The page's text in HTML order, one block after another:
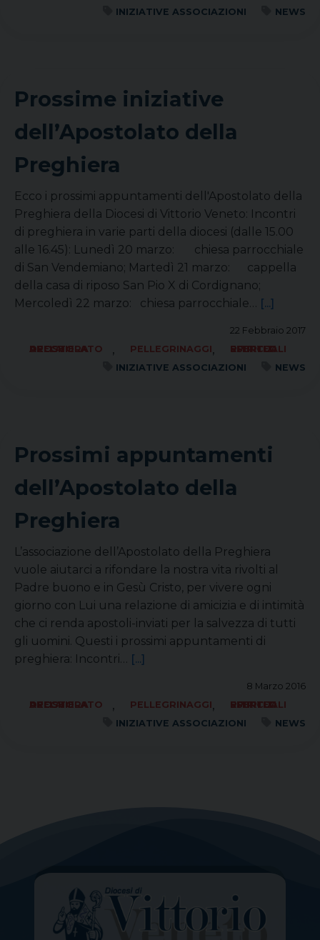
INIZIATIVE ASSOCIAZIONI
NEWS
Prossime iniziative
dell’Apostolato della
Preghiera
Ecco i prossimi appuntamenti dell'Apostolato della
Preghiera della Diocesi di Vittorio Veneto: Incontri
di preghiera in varie parti della diocesi (dalle 15.00
alle 16.45): Lunedì 20 marzo: chiesa parrocchiale
di San Vendemiano; Martedì 21 marzo: cappella
della casa di riposo San Pio X di Cordignano;
Mercoledì 22 marzo: chiesa parrocchiale… [...]
22 Febbraio 2017
APOSTOLATO DELLA PREGHIERA
, PELLEGRINAGGI,
RITIRI ED ESERCIZI SPIRITUALI
INIZIATIVE ASSOCIAZIONI
NEWS
Prossimi appuntamenti
dell’Apostolato della
Preghiera
L’associazione dell’Apostolato della Preghiera
vuole aiutarci a rifondare la nostra vita rivolti al
Padre buono e in Gesù Cristo, per vivere ogni
giorno con Lui una relazione di amicizia e di intimità
che ci renda apostoli-inviati per la salvezza di tutti
gli uomini. Questi i prossimi appuntamenti di
preghiera: Incontri… [...]
8 Marzo 2016
APOSTOLATO DELLA PREGHIERA
, PELLEGRINAGGI,
RITIRI ED ESERCIZI SPIRITUALI
INIZIATIVE ASSOCIAZIONI
NEWS